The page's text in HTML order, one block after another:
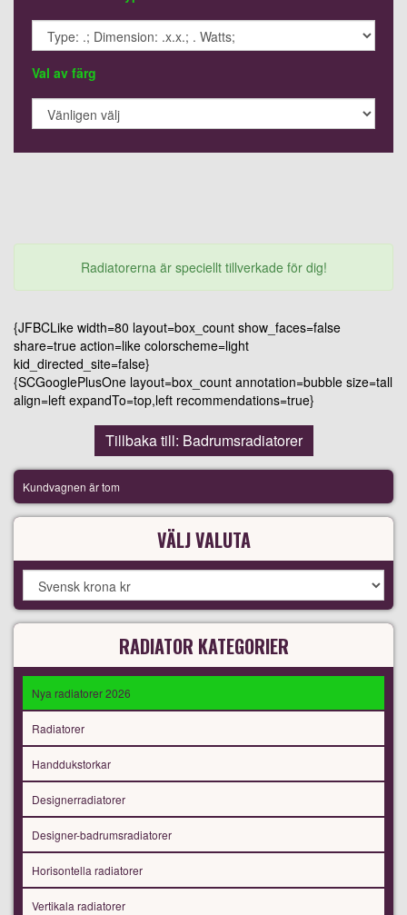
Val av färg
Radiatorerna är speciellt tillverkade för dig!
{JFBCLike width=80 layout=box_count show_faces=false
share=true action=like colorscheme=light
kid_directed_site=false}
{SCGooglePlusOne layout=box_count annotation=bubble size=tall
align=left expandTo=top,left recommendations=true}
Tillbaka till: Badrumsradiatorer
Kundvagnen är tom
VÄLJ VALUTA
RADIATOR KATEGORIER
Nya radiatorer 2026
Radiatorer
Handdukstorkar
Designerradiatorer
Designer-badrumsradiatorer
Horisontella radiatorer
Vertikala radiatorer